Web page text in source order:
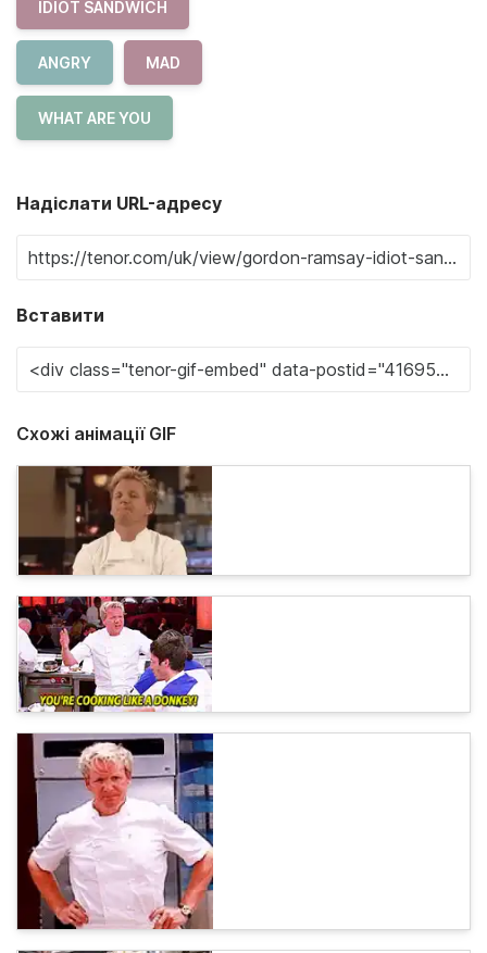
IDIOT SANDWICH
ANGRY MAD
WHAT ARE YOU
Надіслати URL-адресу
Вставити
Схожі анімації GIF